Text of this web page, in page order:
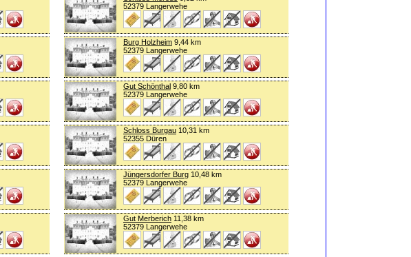
52379 Langerwehe
Burg Holzheim 9,44 km
52379 Langerwehe
Gut Schönthal 9,80 km
52379 Langerwehe
Schloss Burgau 10,31 km
52355 Düren
Jüngersdorfer Burg 10,48 km
52379 Langerwehe
Gut Merberich 11,38 km
52379 Langerwehe